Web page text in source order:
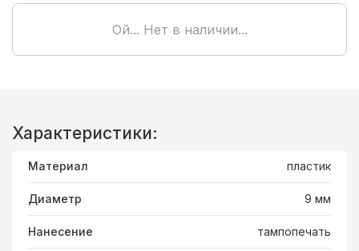
Ой... Нет в наличии...
Характеристики:
Материал пластик
Диаметр 9 мм
Нанесение тампопечать